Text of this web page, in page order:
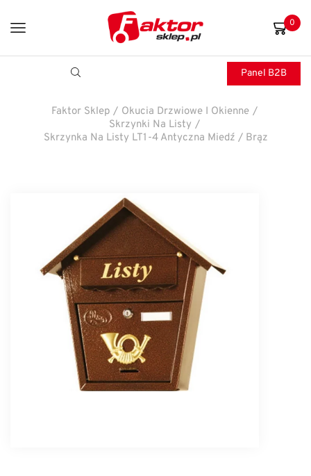
0
Panel B2B
Faktor Sklep / Okucia Drzwiowe I Okienne /
Skrzynki Na Listy /
Skrzynka Na Listy LT1-4 Antyczna Miedź / Brąz